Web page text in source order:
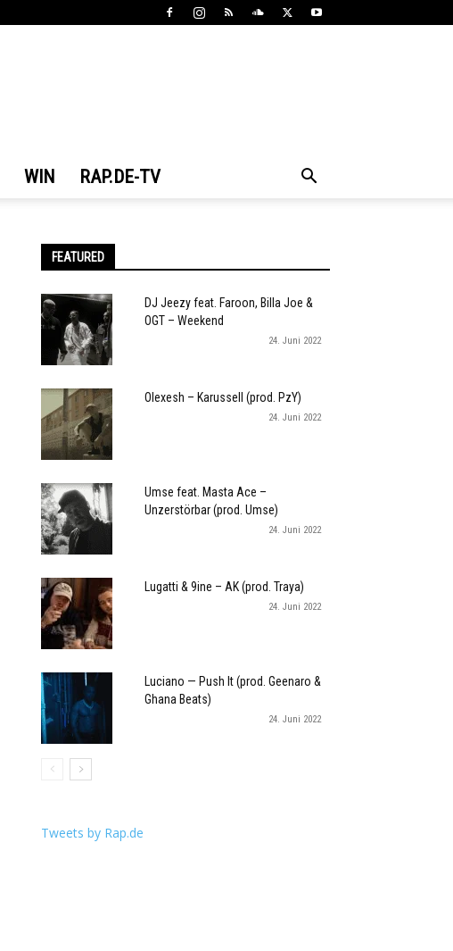
WIN RAP.DE-TV
FEATURED
DJ Jeezy feat. Faroon, Billa Joe &
OGT – Weekend
24. Juni 2022
Olexesh – Karussell (prod. PzY)
24. Juni 2022
Umse feat. Masta Ace –
Unzerstörbar (prod. Umse)
24. Juni 2022
Lugatti & 9ine – AK (prod. Traya)
24. Juni 2022
Luciano — Push It (prod. Geenaro &
Ghana Beats)
24. Juni 2022
Tweets by Rap.de